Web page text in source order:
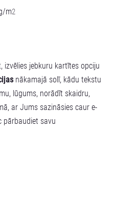
m2
jebkuru kartītes opciju
nākamajā solī, kādu tekstu
lūgums, norādīt skaidru,
ar Jums sazināsies caur e-
pārbaudiet savu